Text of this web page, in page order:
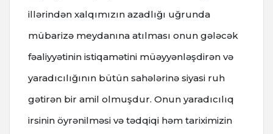
illərindən xalqımızın azadlığı uğrunda
mübarizə meydanına atılması onun gələcək
fəaliyyətinin istiqamətini müəyyənləşdirən və
yaradıcılığının bütün sahələrinə siyasi ruh
gətirən bir amil olmuşdur. Onun yaradıcılıq
irsinin öyrənilməsi və tədqiqi həm tariximizin